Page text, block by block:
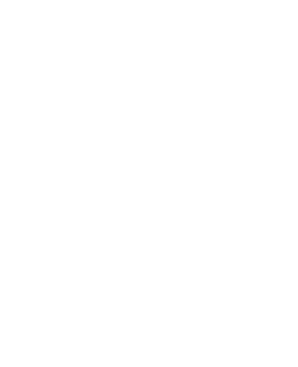
ancora completamente attive o
destinato all’utilizzo interno in
e destinato all’utilizzo
computer, un laptop, uno